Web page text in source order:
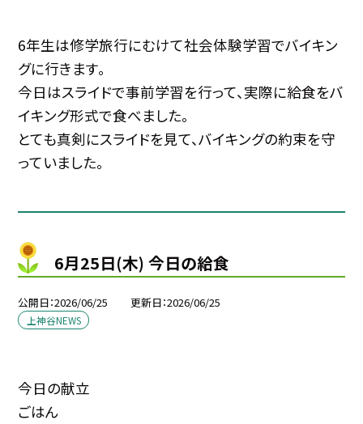
6年生は修学旅行にむけて社会体験学習でバイキン
グに行きます。
今日はスライドで事前学習を行って、実際に給食をバ
イキング形式で食べました。
とても真剣にスライドを見て、バイキングの約束を守
っていました。
6月25日(木) 今日の給食
公開日 2026/06/25 更新日 2026/06/25
上神谷NEWS
今日の献立
ごはん